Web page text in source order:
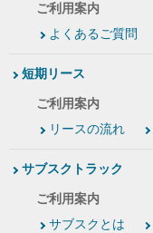
ご利用案内
よくあるご質問
短期リース
ご利用案内
リースの流れ
サブスクトラック
ご利用案内
サブスクとは